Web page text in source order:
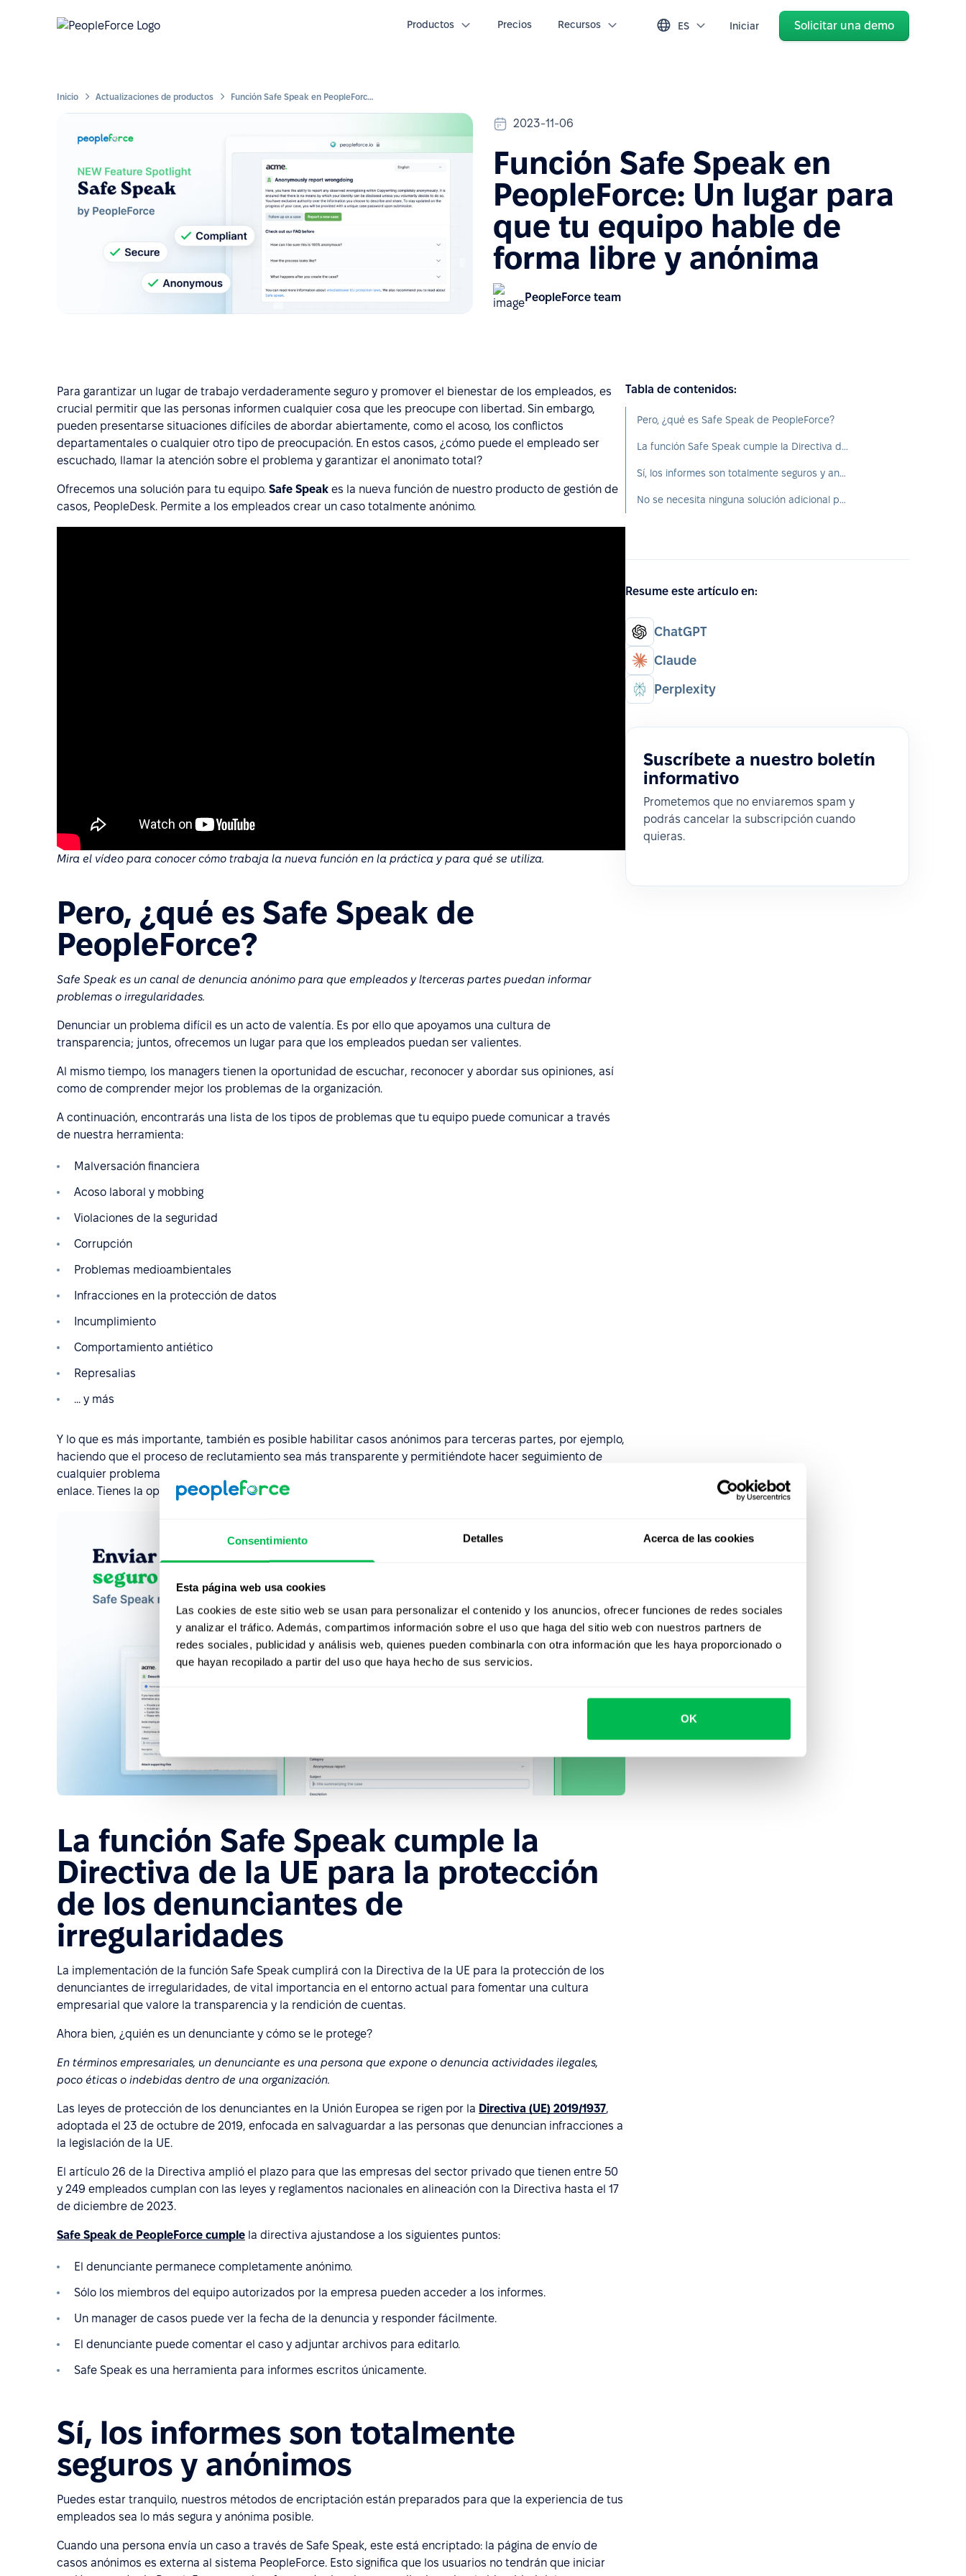
Consentimiento Detalles Acerca de las cookies
Esta página web usa cookies
Las cookies de este sitio web se usan para personalizar el contenido y los anuncios, ofrecer funciones de redes sociales
y analizar el tráfico. Además, compartimos información sobre el uso que haga del sitio web con nuestros partners de
redes sociales, publicidad y análisis web, quienes pueden combinarla con otra información que les haya proporcionado o
que hayan recopilado a partir del uso que haya hecho de sus servicios.
OK
Productos Precios Recursos ES Iniciar Solicitar una demo
Inicio Actualizaciones de productos Función Safe Speak en PeopleForce: Un lugar para que tu equipo hable de forma libre y anónima
2023-11-06
Función Safe Speak en
PeopleForce: Un lugar para
que tu equipo hable de
forma libre y anónima
PeopleForce team
Para garantizar un lugar de trabajo verdaderamente seguro y promover el bienestar de los empleados, es
crucial permitir que las personas informen cualquier cosa que les preocupe con libertad. Sin embargo,
pueden presentarse situaciones difíciles de abordar abiertamente, como el acoso, los conflictos
departamentales o cualquier otro tipo de preocupación. En estos casos, ¿cómo puede el empleado ser
escuchado, llamar la atención sobre el problema y garantizar el anonimato total?
Ofrecemos una solución para tu equipo. Safe Speak es la nueva función de nuestro producto de gestión de
casos, PeopleDesk. Permite a los empleados crear un caso totalmente anónimo.
Mira el vídeo para conocer cómo trabaja la nueva función en la práctica y para qué se utiliza.
Pero, ¿qué es Safe Speak de
PeopleForce?
Safe Speak es un canal de denuncia anónimo para que empleados y lterceras partes puedan informar
problemas o irregularidades.
Denunciar un problema difícil es un acto de valentía. Es por ello que apoyamos una cultura de
transparencia; juntos, ofrecemos un lugar para que los empleados puedan ser valientes.
Al mismo tiempo, los managers tienen la oportunidad de escuchar, reconocer y abordar sus opiniones, así
como de comprender mejor los problemas de la organización.
A continuación, encontrarás una lista de los tipos de problemas que tu equipo puede comunicar a través
de nuestra herramienta:
Malversación financiera
Acoso laboral y mobbing
Violaciones de la seguridad
Corrupción
Problemas medioambientales
Infracciones en la protección de datos
Incumplimiento
Comportamiento antiético
Represalias
... y más
Y lo que es más importante, también es posible habilitar casos anónimos para terceras partes, por ejemplo,
haciendo que el proceso de reclutamiento sea más transparente y permitiéndote hacer seguimiento de
cualquier problema. Por este motivo, Safe Speak puede estar disponible para los candidatos a través de un
enlace. Tienes la opción de compartir o no esta opción con ellos.
La función Safe Speak cumple la
Directiva de la UE para la protección
de los denunciantes de
irregularidades
La implementación de la función Safe Speak cumplirá con la Directiva de la UE para la protección de los
denunciantes de irregularidades, de vital importancia en el entorno actual para fomentar una cultura
empresarial que valore la transparencia y la rendición de cuentas.
Ahora bien, ¿quién es un denunciante y cómo se le protege?
En términos empresariales, un denunciante es una persona que expone o denuncia actividades ilegales,
poco éticas o indebidas dentro de una organización.
Las leyes de protección de los denunciantes en la Unión Europea se rigen por la Directiva (UE) 2019/1937,
adoptada el 23 de octubre de 2019, enfocada en salvaguardar a las personas que denuncian infracciones a
la legislación de la UE.
El artículo 26 de la Directiva amplió el plazo para que las empresas del sector privado que tienen entre 50
y 249 empleados cumplan con las leyes y reglamentos nacionales en alineación con la Directiva hasta el 17
de diciembre de 2023.
Safe Speak de PeopleForce cumple la directiva ajustandose a los siguientes puntos:
El denunciante permanece completamente anónimo.
Sólo los miembros del equipo autorizados por la empresa pueden acceder a los informes.
Un manager de casos puede ver la fecha de la denuncia y responder fácilmente.
El denunciante puede comentar el caso y adjuntar archivos para editarlo.
Safe Speak es una herramienta para informes escritos únicamente.
Sí, los informes son totalmente
seguros y anónimos
Puedes estar tranquilo, nuestros métodos de encriptación están preparados para que la experiencia de tus
empleados sea lo más segura y anónima posible.
Cuando una persona envía un caso a través de Safe Speak, este está encriptado: la página de envío de
casos anónimos es externa al sistema PeopleForce. Esto significa que los usuarios no tendrán que iniciar
Tabla de contenidos:
Pero, ¿qué es Safe Speak de PeopleForce?
La función Safe Speak cumple la Directiva de la UE para la protección de los denunciantes de irregularidades
Sí, los informes son totalmente seguros y anónimos
No se necesita ninguna solución adicional para las denuncias
Resume este artículo en:
ChatGPT
Claude
Perplexity
Suscríbete a nuestro boletín
informativo
Prometemos que no enviaremos spam y
podrás cancelar la subscripción cuando
quieras.